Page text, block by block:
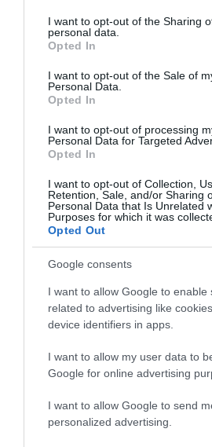
not limited to your visit or usage
grant or deny consent to Google and
use your data for below specified
consent section.
I want to opt-out of the Sharing
personal data.
Opted In
I want to opt-out of the Sale of
Personal Data.
Opted In
I want to opt-out of processing
Personal Data for Targeted
Opted In
I want to opt-out of Collection,
Retention, Sale, and/or Sharing
Personal Data that Is Unrelated
Purposes for which it was
Opted Out
Google consents
I want to allow Google to enable
related to advertising like
device identifiers in apps.
I want to allow my user data to
Google for online advertising
I want to allow Google to send
personalized advertising.
αυτόν τον πλοηγό για την επόμενη